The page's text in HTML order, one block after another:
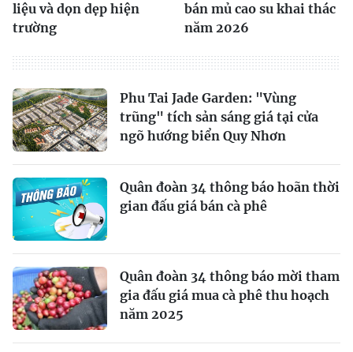
liệu và dọn dẹp hiện
trường
bán mủ cao su khai thác
năm 2026
Phu Tai Jade Garden: "Vùng
trũng" tích sản sáng giá tại cửa
ngõ hướng biển Quy Nhơn
Quân đoàn 34 thông báo hoãn thời
gian đấu giá bán cà phê
Quân đoàn 34 thông báo mời tham
gia đấu giá mua cà phê thu hoạch
năm 2025